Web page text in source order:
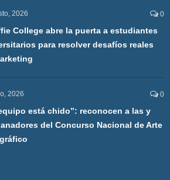
2026 0
College abre la puerta a estudiantes
para resolver desafíos reales
2026 0
está chido”: reconocen a las y
del Concurso Nacional de Arte